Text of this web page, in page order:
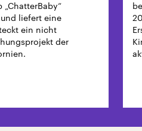
liefert eine
ein nicht
der